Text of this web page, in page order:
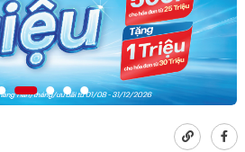
Ốp lưng Pitaka
Ốp lưng Apple
Cốc sạc Apple